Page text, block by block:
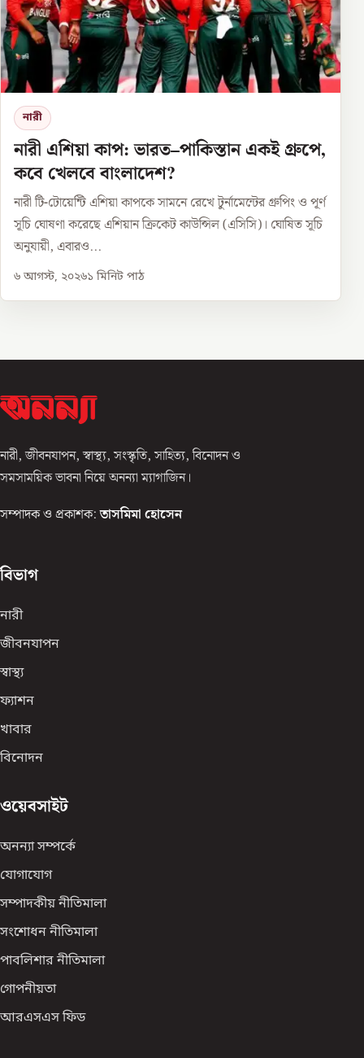
নারী
নারী এশিয়া কাপ: ভারত–পাকিস্তান একই গ্রুপে,
কবে খেলবে বাংলাদেশ?
নারী টি-টোয়েন্টি এশিয়া কাপকে সামনে রেখে টুর্নামেন্টের গ্রুপিং ও পূর্ণ
সূচি ঘোষণা করেছে এশিয়ান ক্রিকেট কাউন্সিল (এসিসি)। ঘোষিত সূচি
অনুযায়ী, এবারও...
৬ আগস্ট, ২০২৬১ মিনিট পাঠ
নারী, জীবনযাপন, স্বাস্থ্য, সংস্কৃতি, সাহিত্য, বিনোদন ও
সমসাময়িক ভাবনা নিয়ে অনন্যা ম্যাগাজিন।
সম্পাদক ও প্রকাশক: তাসমিমা হোসেন
বিভাগ
নারী
জীবনযাপন
স্বাস্থ্য
ফ্যাশন
খাবার
বিনোদন
ওয়েবসাইট
অনন্যা সম্পর্কে
যোগাযোগ
সম্পাদকীয় নীতিমালা
সংশোধন নীতিমালা
পাবলিশার নীতিমালা
গোপনীয়তা
আরএসএস ফিড